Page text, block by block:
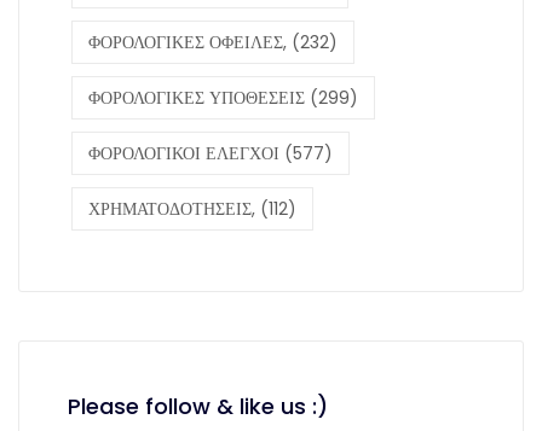
ΦΟΡΟΛΟΓΙΚΕΣ ΟΦΕΙΛΕΣ, (232)
ΦΟΡΟΛΟΓΙΚΕΣ ΥΠΟΘΕΣΕΙΣ (299)
ΦΟΡΟΛΟΓΙΚΟΙ ΕΛΕΓΧΟΙ (577)
ΧΡΗΜΑΤΟΔΟΤΗΣΕΙΣ, (112)
Please follow & like us :)